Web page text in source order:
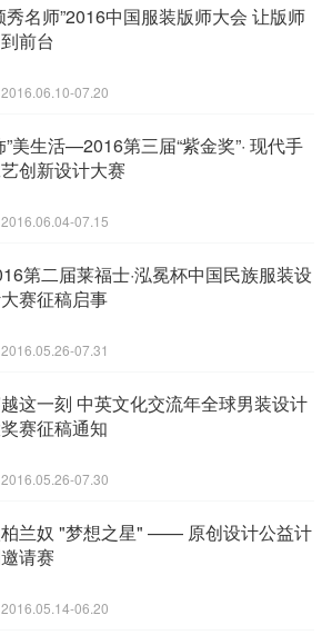
秀名师”2016中国服装版师大会 让版师
前台
2016.06.10-07.20
”美生活—2016第三届“紫金奖”· 现代手
创新设计大赛
2016.06.04-07.15
第二届莱福士·泓冕杯中国民族服装设
赛征稿启事
2016.05.26-07.31
这一刻 中英文化交流年全球男装设计
赛征稿通知
2016.05.26-07.30
兰奴 "梦想之星" —— 原创设计公益计
请赛
2016.05.14-06.20